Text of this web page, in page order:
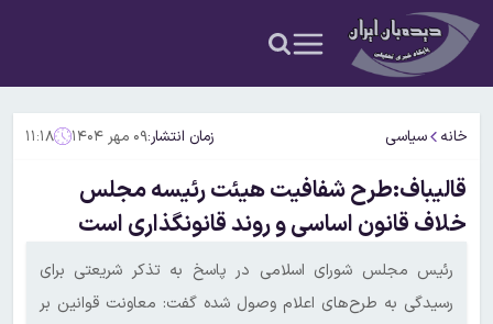
خانه سیاسی زمان انتشار:۰۹ مهر ۱۴۰۴ ۱۱:۱۸
قالیباف:طرح شفافیت هیئت رئیسه مجلس
خلاف قانون اساسی و روند قانونگذاری است
رئیس مجلس شورای اسلامی در پاسخ به تذکر شریعتی برای
رسیدگی به طرح‌های اعلام وصول شده گفت: معاونت قوانین بر